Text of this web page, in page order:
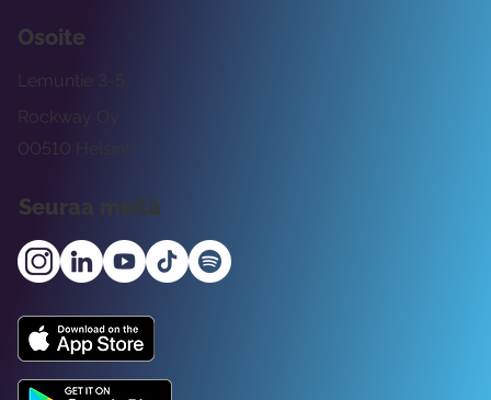
Osoite
Rockway Oy
Lemuntie 3-5
00510 Helsinki
Seuraa meitä